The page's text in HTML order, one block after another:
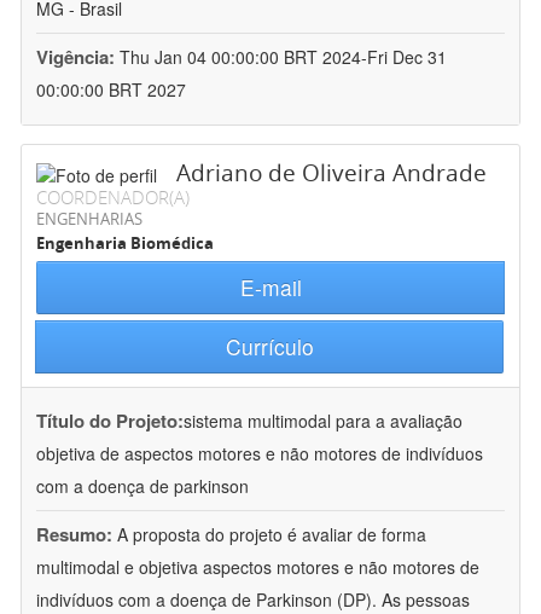
MG - Brasil
Vigência: Thu Jan 04 00:00:00 BRT 2024-Fri Dec 31
00:00:00 BRT 2027
Adriano de Oliveira Andrade
COORDENADOR(A)
ENGENHARIAS
Engenharia Biomédica
E-mail
Currículo
Título do Projeto:sistema multimodal para a avaliação
objetiva de aspectos motores e não motores de indivíduos
com a doença de parkinson
Resumo: A proposta do projeto é avaliar de forma
multimodal e objetiva aspectos motores e não motores de
indivíduos com a doença de Parkinson (DP). As pessoas